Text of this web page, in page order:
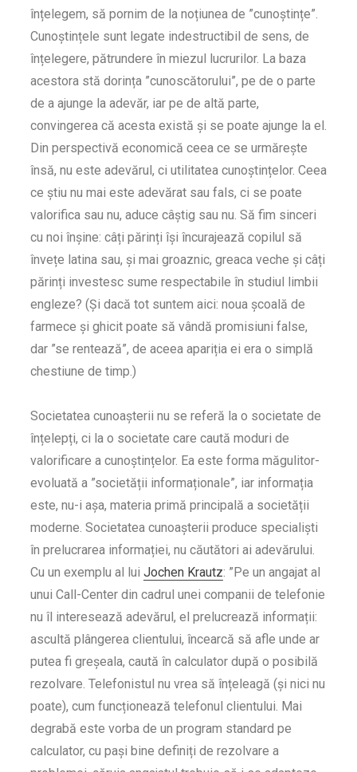
înțelegem, să pornim de la noțiunea de ”cunoștințe”.
Cunoștințele sunt legate indestructibil de sens, de
înțelegere, pătrundere în miezul lucrurilor. La baza
acestora stă dorința ”cunoscătorului”, pe de o parte
de a ajunge la adevăr, iar pe de altă parte,
convingerea că acesta există și se poate ajunge la el.
Din perspectivă economică ceea ce se urmărește
însă, nu este adevărul, ci utilitatea cunoștințelor. Ceea
ce știu nu mai este adevărat sau fals, ci se poate
valorifica sau nu, aduce câștig sau nu. Să fim sinceri
cu noi înșine: câți părinți își încurajează copilul să
învețe latina sau, și mai groaznic, greaca veche și câți
părinți investesc sume respectabile în studiul limbii
engleze? (Și dacă tot suntem aici: noua școală de
farmece și ghicit poate să vândă promisiuni false,
dar ”se rentează”, de aceea apariția ei era o simplă
chestiune de timp.)
Societatea cunoașterii nu se referă la o societate de
înțelepți, ci la o societate care caută moduri de
valorificare a cunoștințelor. Ea este forma măgulitor-
evoluată a ”societății informaționale”, iar informația
este, nu-i așa, materia primă principală a societății
moderne. Societatea cunoașterii produce specialiști
în prelucrarea informației, nu căutători ai adevărului.
Cu un exemplu al lui Jochen Krautz: ”Pe un angajat al
unui Call-Center din cadrul unei companii de telefonie
nu îl interesează adevărul, el prelucrează informații:
ascultă plângerea clientului, încearcă să afle unde ar
putea fi greșeala, caută în calculator după o posibilă
rezolvare. Telefonistul nu vrea să înțeleagă (și nici nu
poate), cum funcționează telefonul clientului. Mai
degrabă este vorba de un program standard pe
calculator, cu pași bine definiți de rezolvare a